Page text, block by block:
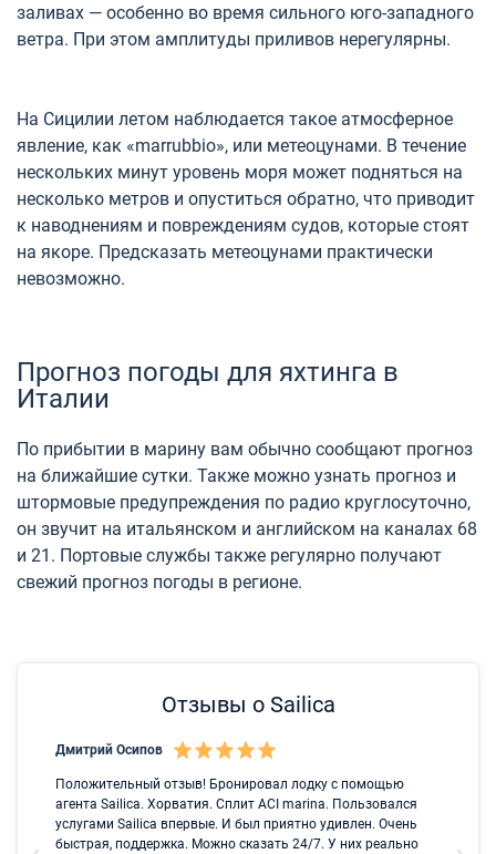
заливах — особенно во время сильного юго-западного
ветра. При этом амплитуды приливов нерегулярны.
На Сицилии летом наблюдается такое атмосферное
явление, как «marrubbio‎», или метеоцунами. В течение
нескольких минут уровень моря может подняться на
несколько метров и опуститься обратно, что приводит
к наводнениям и повреждениям судов, которые стоят
на якоре. Предсказать метеоцунами практически
невозможно.
Прогноз погоды для яхтинга в
Италии
По прибытии в марину вам обычно сообщают прогноз
на ближайшие сутки. Также можно узнать прогноз и
штормовые предупреждения по радио круглосуточно,
он звучит на итальянском и английском на каналах 68
и 21. Портовые службы также регулярно получают
свежий прогноз погоды в регионе.
Отзывы о Sailica
Дмитрий Осипов
Положительный отзыв! Бронировал лодку с помощью
агента Sailica. Хорватия. Сплит ACI marina. Пользовался
услугами Sailica впервые. И был приятно удивлен. Очень
быстрая, поддержка. Можно сказать 24/7. У них реально